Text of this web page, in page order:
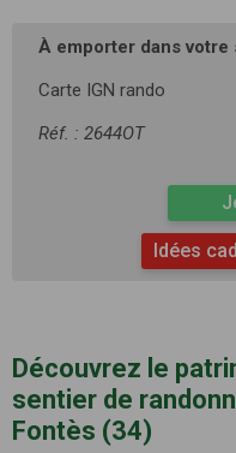
À emporter dans votre
Carte IGN rando
Réf. : 2644OT
Idées
Découvrez le
sentier de
Fontès (34)